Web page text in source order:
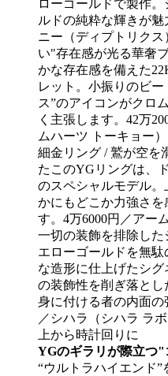
上から時計回りに
YGのギラリが際立つ
“ウルトラハイエンド”